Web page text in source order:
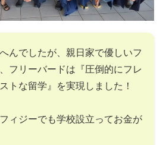
んでしたが、親日家で優しいフ
フリーバードは『圧倒的にフレ
トな留学』を実現しました！
ィジーでも学校設立ってお金が